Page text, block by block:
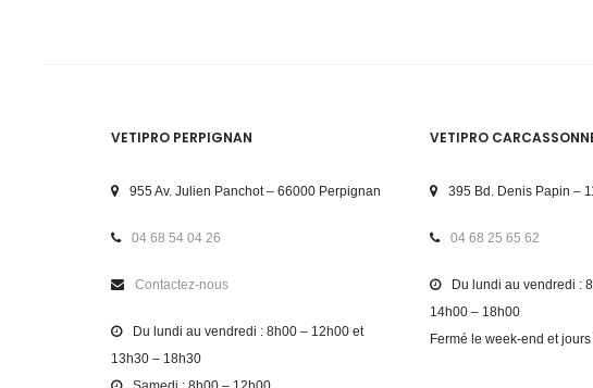
VETIPRO PERPIGNAN
955 Av. Julien Panchot – 66000 Perpignan
04 68 54 04 26
Contactez-nous
Du lundi au vendredi : 8h00 – 12h00 et
13h30 – 18h30
VETIPRO
395 Bd. Denis Papin –
04 68 25 65 62
Du lundi au vendredi :
14h00 – 18h00
Fermé le week-end et